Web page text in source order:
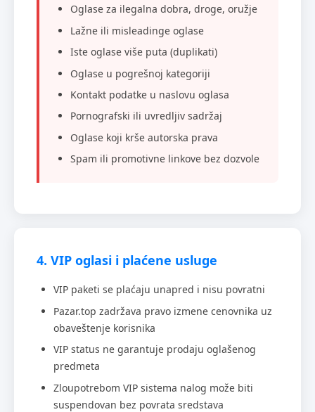
Oglase za ilegalna dobra, droge, oružje
Lažne ili misleadinge oglase
Iste oglase više puta (duplikati)
Oglase u pogrešnoj kategoriji
Kontakt podatke u naslovu oglasa
Pornografski ili uvredljiv sadržaj
Oglase koji krše autorska prava
Spam ili promotivne linkove bez dozvole
4. VIP oglasi i plaćene usluge
VIP paketi se plaćaju unapred i nisu povratni
Pazar.top zadržava pravo izmene cenovnika uz
obaveštenje korisnika
VIP status ne garantuje prodaju oglašenog
predmeta
Zloupotrebom VIP sistema nalog može biti
suspendovan bez povrata sredstava